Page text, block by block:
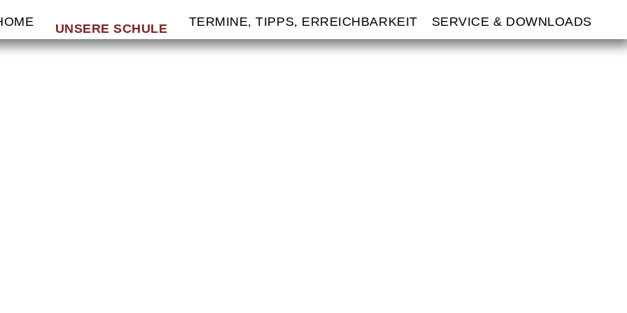
UNSERE SCHULE TERMINE, TIPPS, ERREICHBARKEIT SERVICE & DOWNLOADS